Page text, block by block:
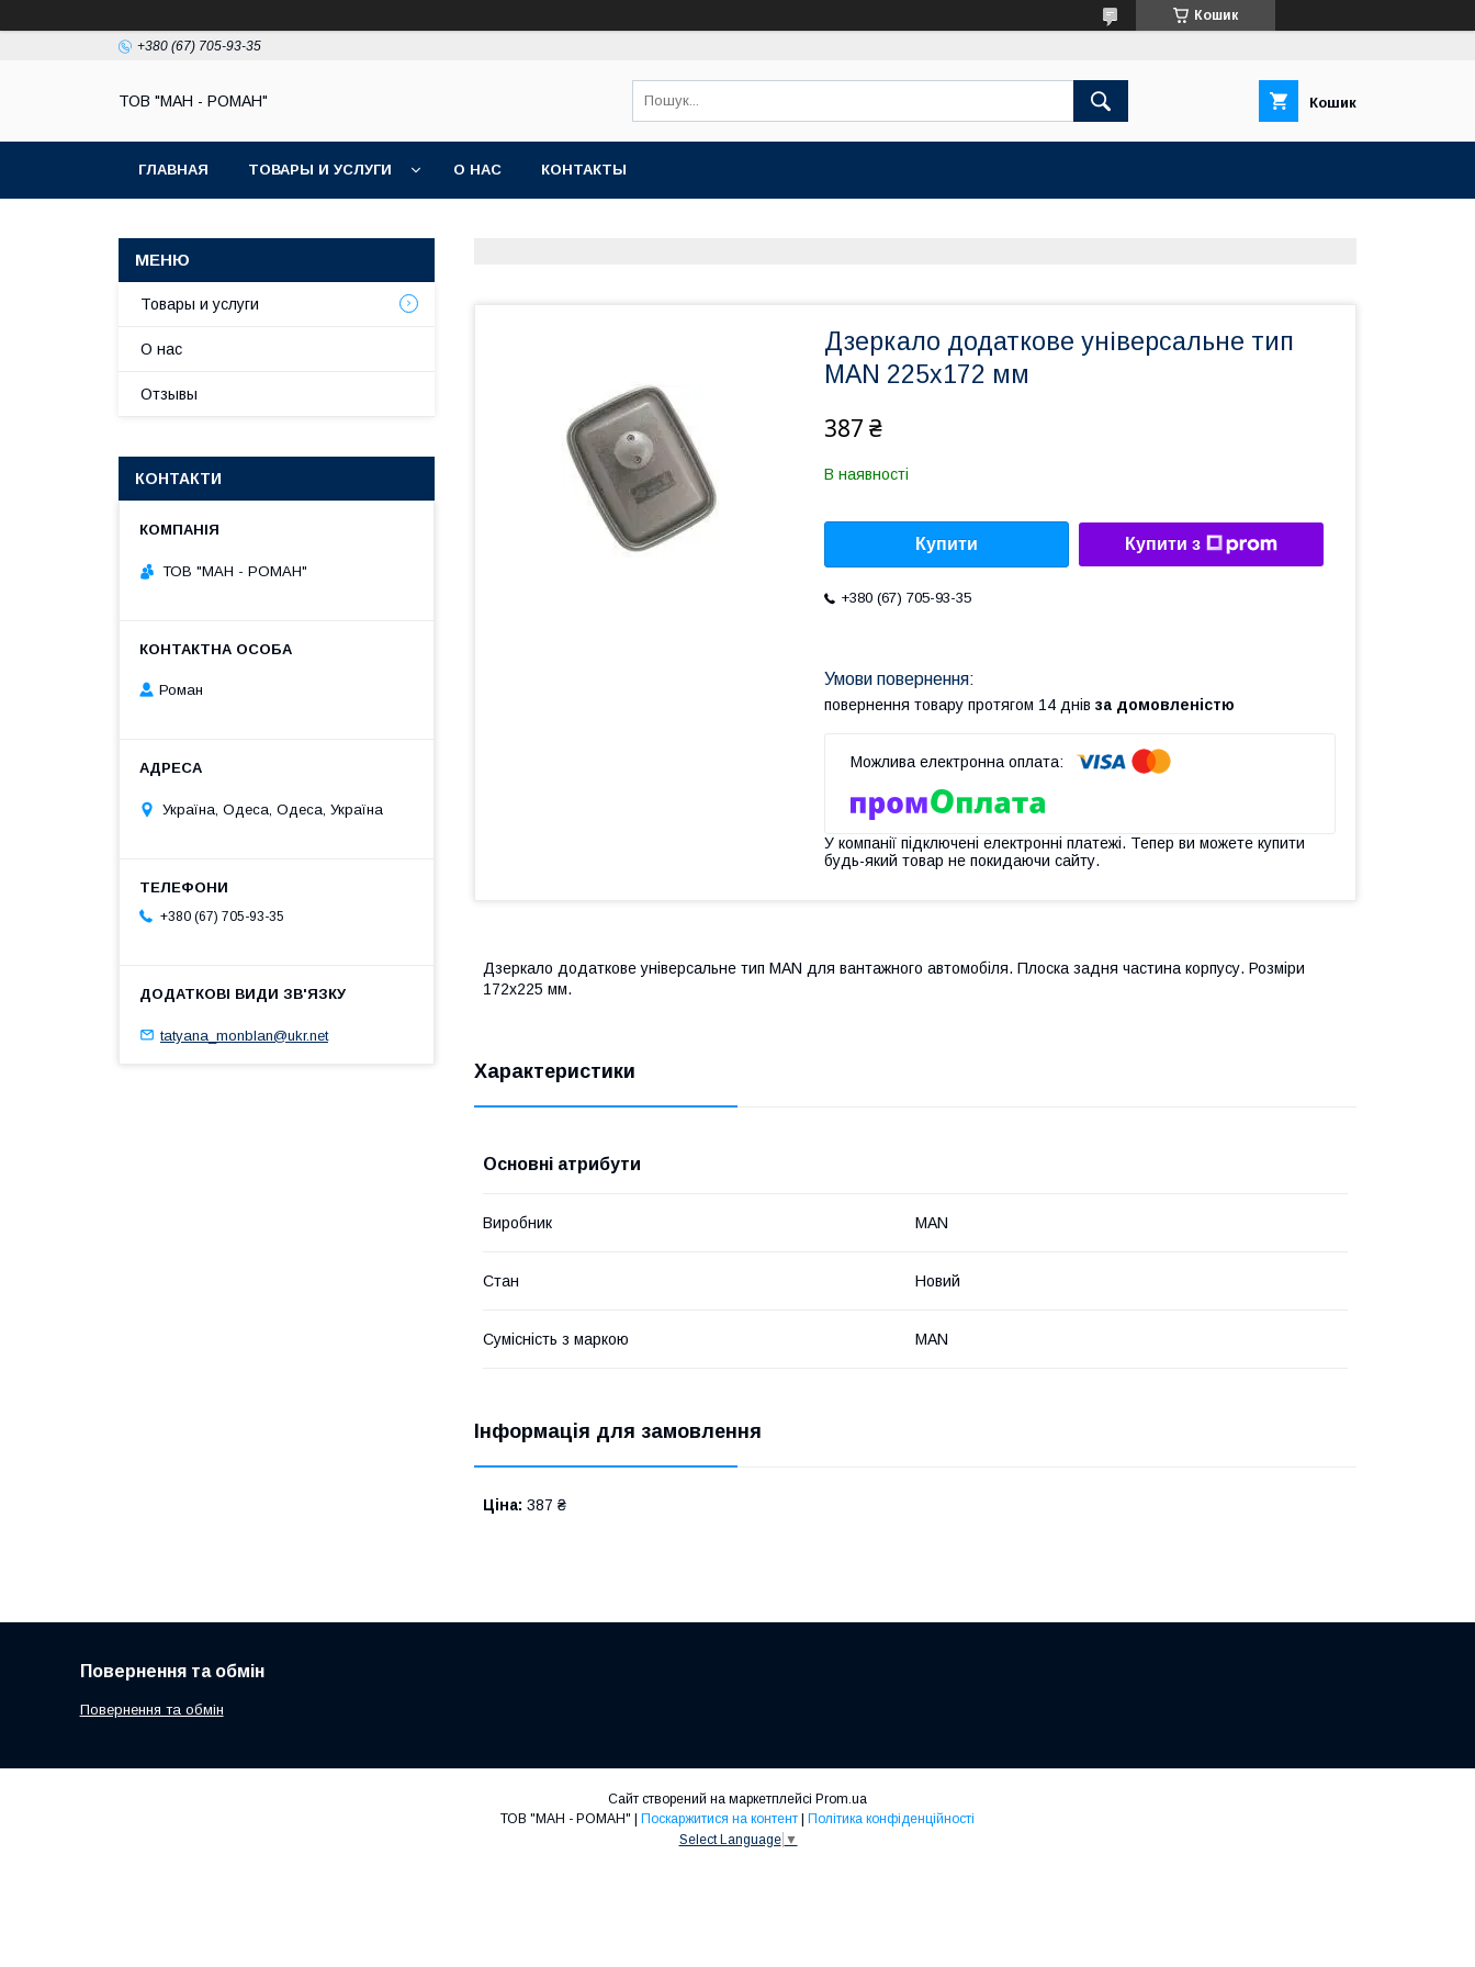
Кошик
+380 (67) 705-93-35
ТОВ "МАН - РОМАН" Кошик
ГЛАВНАЯ ТОВАРЫ И УСЛУГИ О НАС КОНТАКТЫ
Дзеркало додаткове універсальне тип
MAN 225х172 мм
387 ₴
В наявності
Купити Купити з
+380 (67) 705-93-35
повернення товару протягом 14 днів за домовленістю
У компанії підключені електронні платежі. Тепер ви можете купити
будь-який товар не покидаючи сайту.
Дзеркало додаткове універсальне тип МАN для вантажного автомобіля. Плоска задня частина корпусу. Розміри
172х225 мм.
Характеристики
Основні атрибути
Виробник MAN
Стан Новий
Сумісність з маркою MAN
Інформація для замовлення
Ціна: 387 ₴
Товары и услуги
О нас
Отзывы
КОНТАКТИ
ТОВ "МАН - РОМАН"
Роман
Україна, Одеса, Одеса, Україна
+380 (67) 705-93-35
tatyana_monblan@ukr.net
Повернення та обмін
Повернення та обмін
Сайт створений на маркетплейсі Prom.ua
ТОВ "МАН - РОМАН" | Поскаржитися на контент | Політика конфіденційності
Select Language ▼